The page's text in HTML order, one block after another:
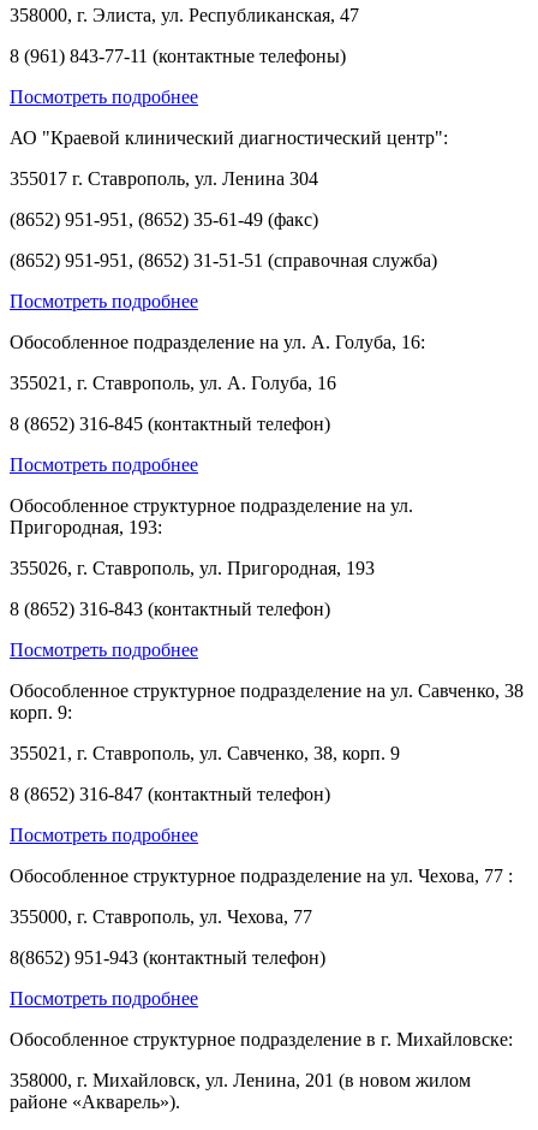
358000, г. Элиста, ул. Республиканская, 47
8 (961) 843-77-11 (контактные телефоны)
Посмотреть подробнее
АО "Краевой клинический диагностический центр":
355017 г. Ставрополь, ул. Ленина 304
(8652) 951-951, (8652) 35-61-49 (факс)
(8652) 951-951, (8652) 31-51-51 (справочная служба)
Посмотреть подробнее
Обособленное подразделение на ул. А. Голуба, 16:
355021, г. Ставрополь, ул. А. Голуба, 16
8 (8652) 316-845 (контактный телефон)
Посмотреть подробнее
Обособленное структурное подразделение на ул.
Пригородная, 193:
355026, г. Ставрополь, ул. Пригородная, 193
8 (8652) 316-843 (контактный телефон)
Посмотреть подробнее
Обособленное структурное подразделение на ул. Савченко, 38
корп. 9:
355021, г. Ставрополь, ул. Савченко, 38, корп. 9
8 (8652) 316-847 (контактный телефон)
Посмотреть подробнее
Обособленное структурное подразделение на ул. Чехова, 77 :
355000, г. Ставрополь, ул. Чехова, 77
8(8652) 951-943 (контактный телефон)
Посмотреть подробнее
Обособленное структурное подразделение в г. Михайловске:
358000, г. Михайловск, ул. Ленина, 201 (в новом жилом
районе «Акварель»).